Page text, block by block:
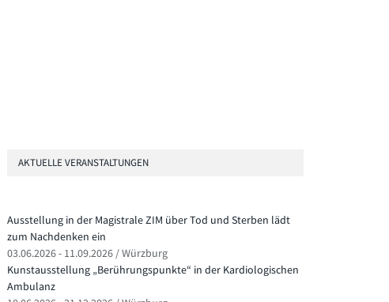
AKTUELLE VERANSTALTUNGEN
Ausstellung in der Magistrale ZIM über Tod und Sterben lädt
zum Nachdenken ein
03.06.2026 - 11.09.2026 / Würzburg
Kunstausstellung „Berührungspunkte“ in der Kardiologischen
Ambulanz